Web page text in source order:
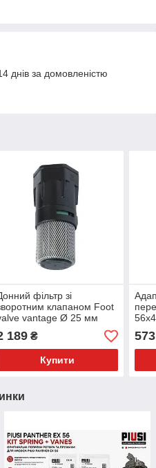
днів за домовленістю
фільтр зі
клапаном Foot
vantage Ø 25 мм
189₴
Купити
56x4
573